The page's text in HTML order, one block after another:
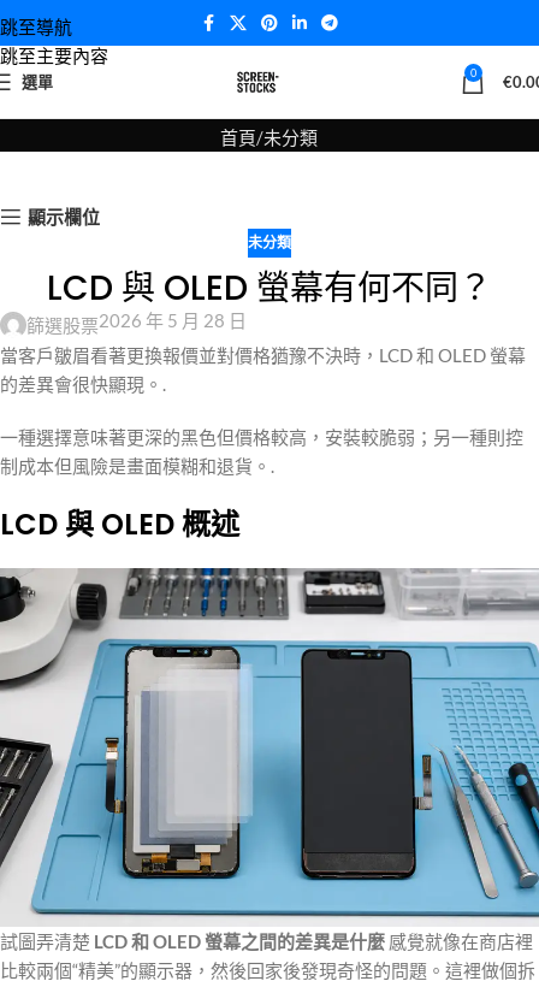
跳至導航
跳至主要內容
選單 0 €
部落格
首頁 未分類
顯示欄位
未分類
LCD 與 OLED 螢幕有何不同？
篩選股票2026 年 5 月 28 日
當客戶皺眉看著更換報價並對價格猶豫不決時，LCD 和 OLED 螢幕
的差異會很快顯現。.
一種選擇意味著更深的黑色但價格較高，安裝較脆弱；另一種則控
制成本但風險是畫面模糊和退貨。.
LCD 與 OLED 概述
試圖弄清楚 LCD 和 OLED 螢幕之間的差異是什麼 感覺就像在商店裡
比較兩個“精美”的顯示器，然後回家後發現奇怪的問題。這裡做個拆